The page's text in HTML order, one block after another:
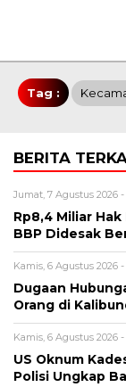
Tag :
BERITA
Jumat, 7 Agustus 2026 -
Rp8,4 Miliar
BBP Didesak
Kamis, 6 Agustus 2026 -
Dugaan
Orang di
Kamis, 6 Agustus 2026 -
US Oknum
Polisi Ungkap